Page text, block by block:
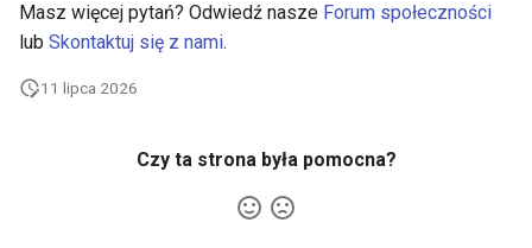
Masz więcej pytań? Odwiedź nasze Forum społeczności
lub Skontaktuj się z nami.
11 lipca 2026
Czy ta strona była pomocna?